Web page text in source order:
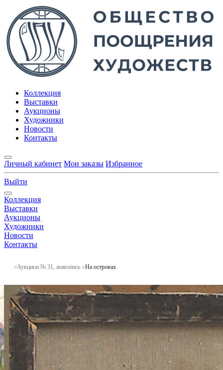
Коллекция
Выставки
Аукционы
Художники
Новости
Контакты
Личный кабинет Мои заказы Избранное
Выйти
Коллекция
Выставки
Аукционы
Художники
Новости
Контакты
Аукцион № 31, живопись На островах